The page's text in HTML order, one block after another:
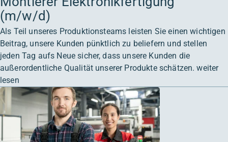
(m/w/d)
Als Teil unseres Produktionsteams leisten Sie einen wichtigen
Beitrag, unsere Kunden pünktlich zu beliefern und stellen
jeden Tag aufs Neue sicher, dass unsere Kunden die
außerordentliche Qualität unserer Produkte schätzen.weiter
lesen